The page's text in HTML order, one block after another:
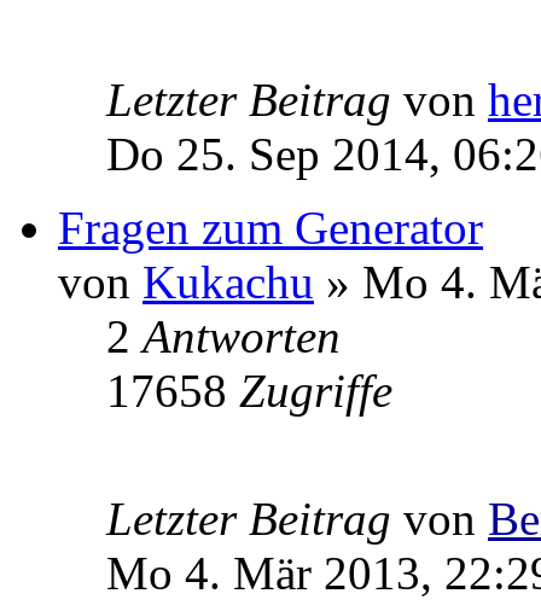
Letzter Beitrag von
Do 25. Sep 2014,
Fragen zum Generator
von Kukachu » Mo 4.
2Antworten
17658 Zugriffe
Letzter Beitrag von
Mo 4. Mär 2013,